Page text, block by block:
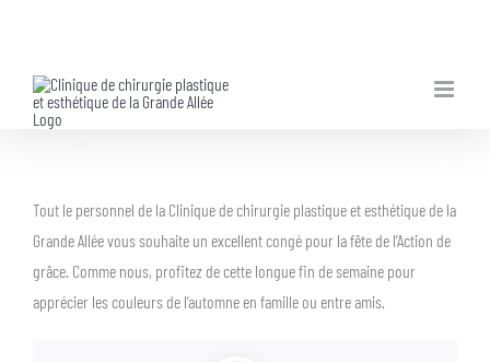
content
Tout le personnel de la Clinique de chirurgie plastique et esthétique de la
Grande Allée vous souhaite un excellent congé pour la fête de l’Action de
grâce. Comme nous, profitez de cette longue fin de semaine pour
apprécier les couleurs de l’automne en famille ou entre amis.